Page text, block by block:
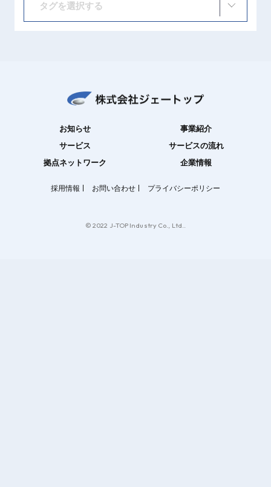
タグを選択する
お知らせ
事業紹介
サービス
サービスの流れ
拠点ネットワーク
企業情報
採用情報 お問い合わせ プライバシーポリシー
© 2022 J-TOP Industry Co., Ltd..